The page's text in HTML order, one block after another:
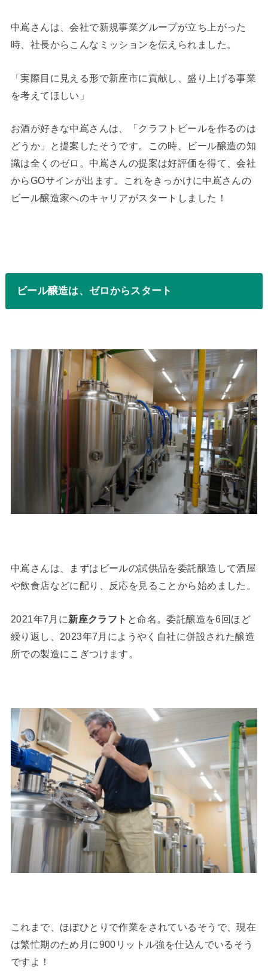
中嶌さんは、会社で新規事業グループが立ち上がった
時、社長からこんなミッションを伝えられました。
「実際目に見える形で新座市に貢献し、盛り上げる事業
を考えてほしい」
お酒が好きな中嶌さんは、「クラフトビールを作るのは
どうか」と提案したそうです。この時、ビール醸造の知
識は全くのゼロ。中嶌さんの提案は好評価を得て、会社
からGOサインが出ます。これをきっかけに中嶌さんの
ビール醸造家へのキャリアがスタートしました！
ビール醸造は、ゼロからスタート
中嶌さんは、まずはビールの試供品を委託醸造して酒屋
や飲食店などに配り、反応を見ることから始めました。
2021年7月に新座クラフト と命名。委託醸造を6回ほど
繰り返し、2023年7月にようやく自社に併設された醸造
所での製造にこぎつけます。
これまで、ほぼひとりで作業をされているそうで、現在
は繁忙期のため月に900リットル強を仕込んでいるそう
ですよ！